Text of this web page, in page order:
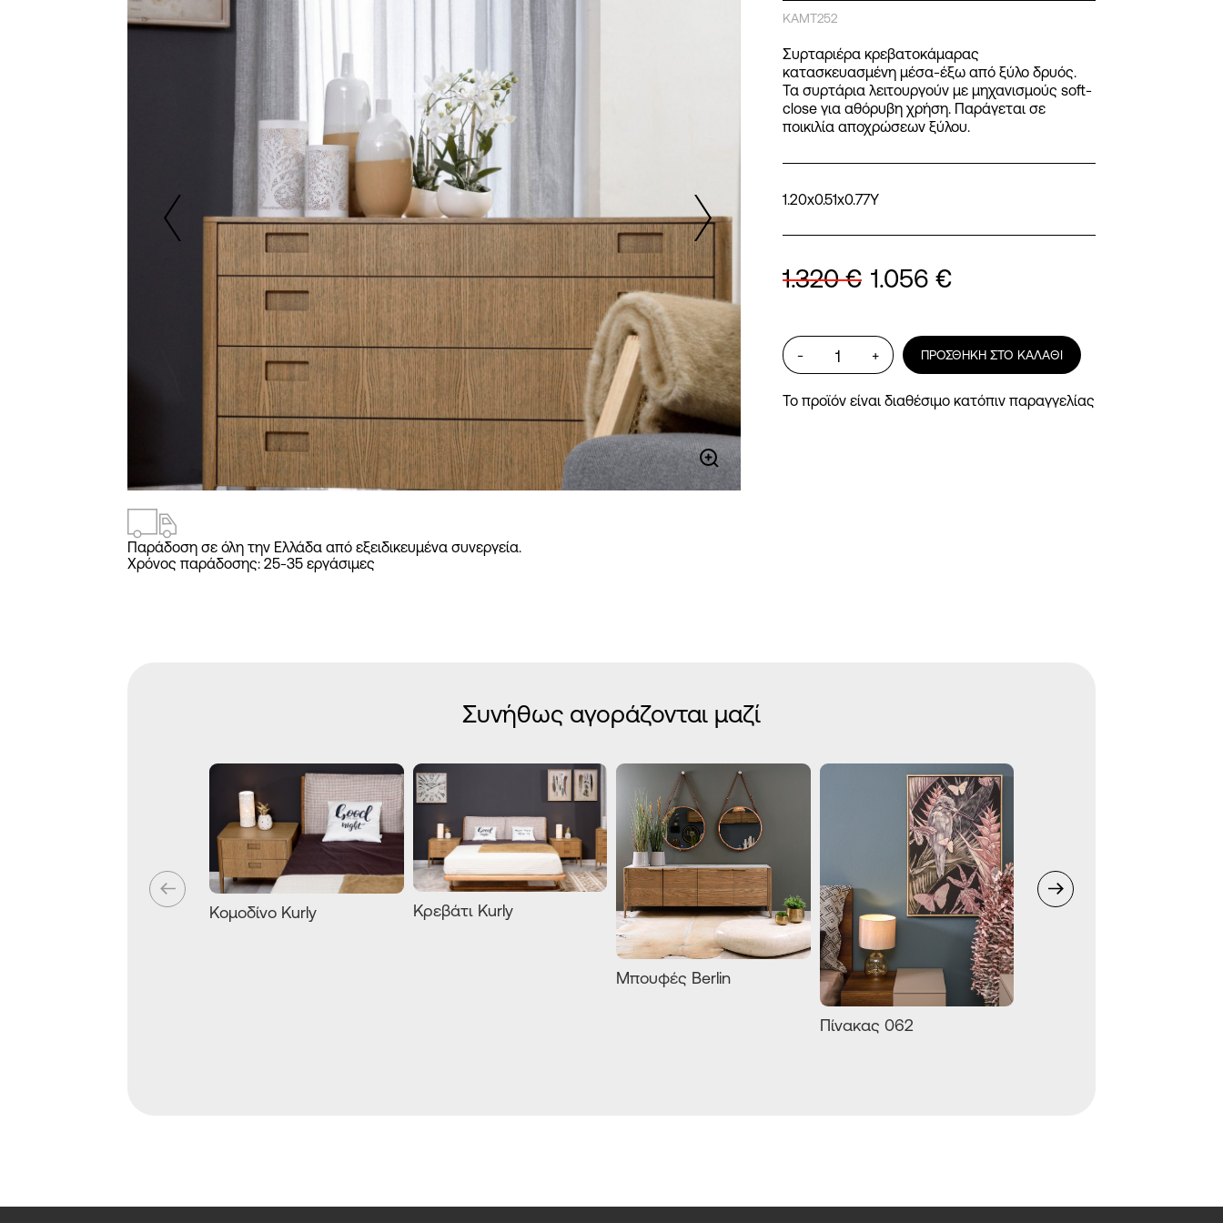
Παράδοση σε όλη την Ελλάδα από εξειδικευμένα συνεργεία.
Χρόνος παράδοσης: 25-35 εργάσιμες
ΚΑΜΤ252
Συρταριέρα κρεβατοκάμαρας
κατασκευασμένη μέσα-έξω από ξύλο δρυός.
Τα συρτάρια λειτουργούν με μηχανισμούς soft-
close για αθόρυβη χρήση. Παράγεται σε
ποικιλία αποχρώσεων ξύλου.
1.20x0.51x0.77Υ
1.320€ 1.056 €
-
Συρταριέρα
Kurly
ποσότητα
+ ΠΡΟΣΘΉΚΗ ΣΤΟ ΚΑΛΆΘΙ
Το προϊόν είναι διαθέσιμο κατόπιν παραγγελίας
Συνήθως αγοράζονται μαζί
Κομοδίνο Kurly Κρεβάτι Kurly
Μπουφές Berlin
Πίνακας 062